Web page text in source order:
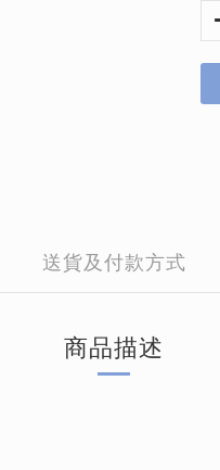
送貨及付款方式
商品描述